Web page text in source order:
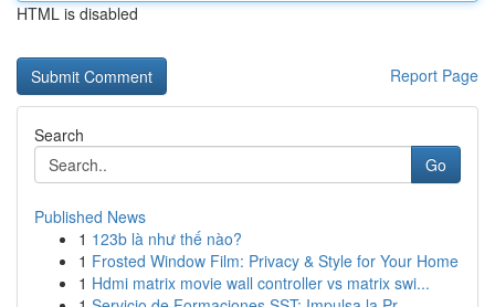
HTML is disabled
Report Page
Search
Go
Published News
1 123b là như thế nào?
1 Frosted Window Film: Privacy & Style for Your Home
1 Hdmi matrix movie wall controller vs matrix swi...